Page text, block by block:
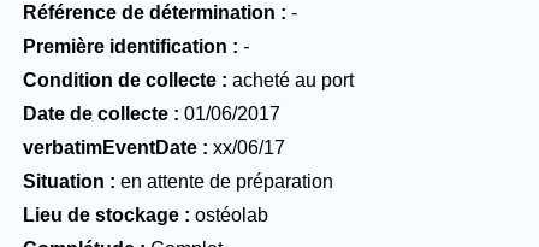
Référence de détermination
-
Première identification
-
Condition de collecte
acheté au port
Date de collecte
01/06/2017
verbatimEventDate
xx/06/17
Situation
en attente de préparation
Lieu de stockage
ostéolab